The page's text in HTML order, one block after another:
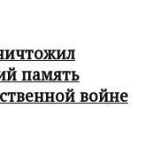
память
войне